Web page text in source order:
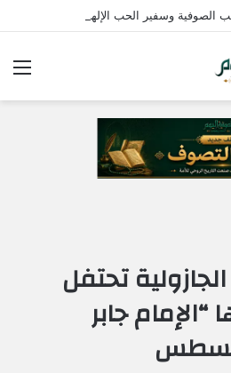
الصوفية وسفير الحب الإلهي في مصر
تحتفل
جابر